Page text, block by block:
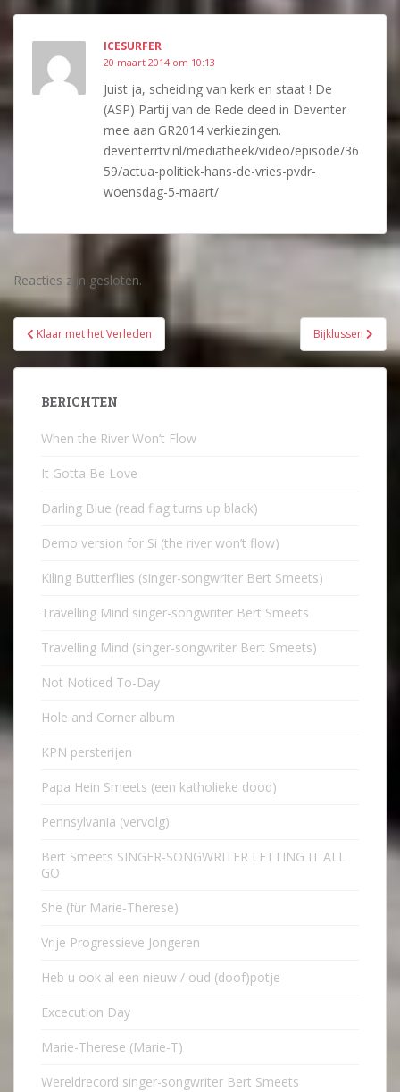
ICESURFER
20 maart 2014 om 10:13
Juist ja, scheiding van kerk en staat ! De
(ASP) Partij van de Rede deed in Deventer
mee aan GR2014 verkiezingen.
deventerrtv.nl/mediatheek/video/episode/36
59/actua-politiek-hans-de-vries-pvdr-
woensdag-5-maart/
Reacties zijn gesloten.
Bericht
navigatie
Klaar met het Verleden Bijklussen
BERICHTEN
When the River Won’t Flow
It Gotta Be Love
Darling Blue (read flag turns up black)
Demo version for Si (the river won’t flow)
Kiling Butterflies (singer-songwriter Bert Smeets)
Travelling Mind singer-songwriter Bert Smeets
Travelling Mind (singer-songwriter Bert Smeets)
Not Noticed To-Day
Hole and Corner album
KPN persterijen
Papa Hein Smeets (een katholieke dood)
Pennsylvania (vervolg)
Bert Smeets SINGER-SONGWRITER LETTING IT ALL
GO
She (für Marie-Therese)
Vrije Progressieve Jongeren
Heb u ook al een nieuw / oud (doof)potje
Excecution Day
Marie-Therese (Marie-T)
Wereldrecord singer-songwriter Bert Smeets